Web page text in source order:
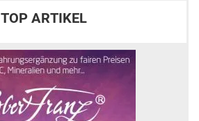
TOP ARTIKEL